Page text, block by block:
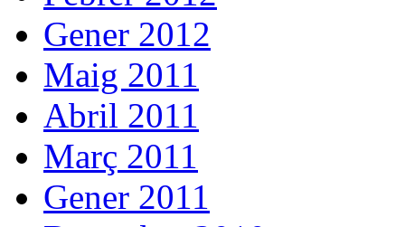
Gener 2012
Maig 2011
Abril 2011
Març 2011
Gener 2011